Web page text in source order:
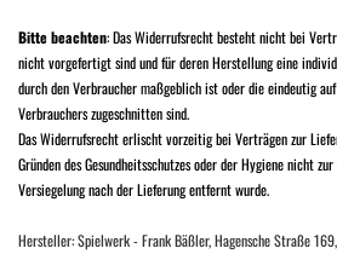
Bitte beachten: Das Widerrufsrecht besteht nicht bei
nicht vorgefertigt sind und für deren Herstellung eine
durch den Verbraucher maßgeblich ist oder die eindeutig
Verbrauchers zugeschnitten sind.
Das Widerrufsrecht erlischt vorzeitig bei Verträgen zur
Gründen des Gesundheitsschutzes oder der Hygiene nicht
Versiegelung nach der Lieferung entfernt wurde.
Hersteller: Spielwerk - Frank Bäßler, Hagensche Straße